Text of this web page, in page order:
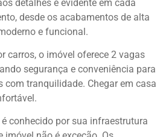
detalhes é evidente em cada
desde os acabamentos de alta
e funcional.
carros, o imóvel oferece 2 vagas
segurança e conveniência para
com tranquilidade. Chegar em casa
é conhecido por sua infraestrutura